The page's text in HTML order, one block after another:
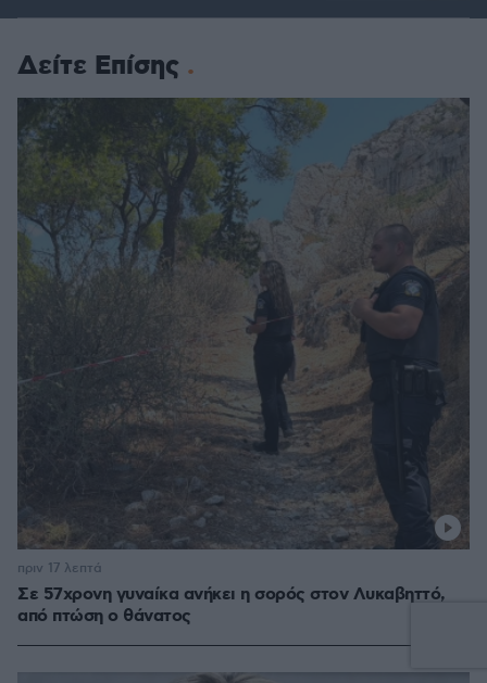
Δείτε Επίσης
Σε 57χρονη γυναίκα ανήκει η σορός στον Λυκαβηττό,
από πτώση ο θάνατος
πριν 17 λεπτά